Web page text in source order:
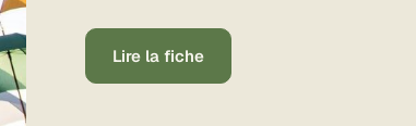
Lire la fiche